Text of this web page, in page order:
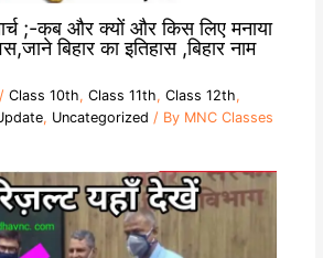
;-कब और क्यों और किस लिए मनाया
बिहार का इतिहास ,बिहार नाम
/ Class 10th, Class 11th, Class 12th,
, Uncategorized / By MNC Classes